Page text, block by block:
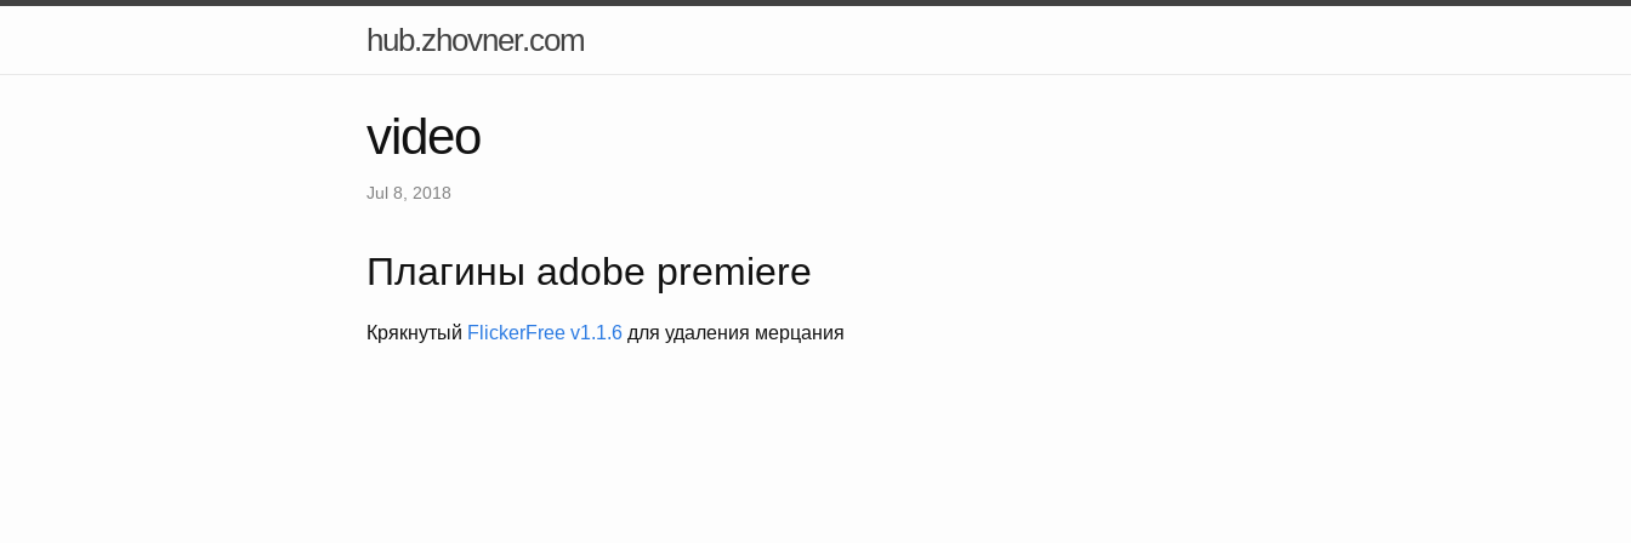
hub.zhovner.com
video
Jul 8, 2018
Плагины adobe premiere
Крякнутый FlickerFree v1.1.6 для удаления мерцания